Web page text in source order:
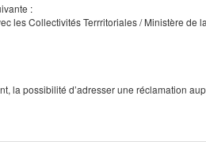
:
les Collectivités Terrritoriales / Ministère de
la possibilité d’adresser une réclamation